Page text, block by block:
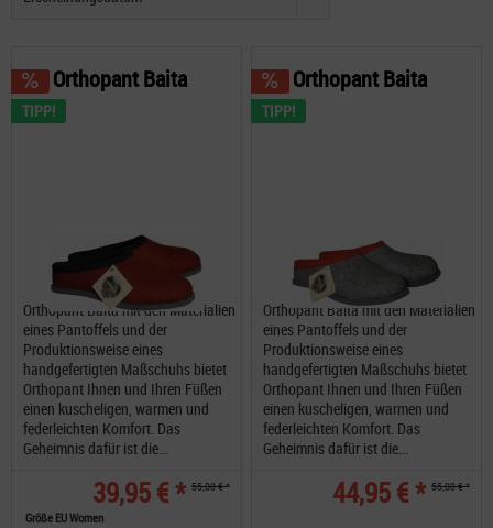
TIPP!
Orthopant Baita mit den Materialien
eines Pantoffels und der
Produktionsweise eines
handgefertigten Maßschuhs bietet
Orthopant Ihnen und Ihren Füßen
einen kuscheligen, warmen und
federleichten Komfort. Das
Geheimnis dafür ist die...
39,95 € * 55,00 € *
Orthopant Baita
Größe EU Women
TIPP!
Orthopant Baita mit den Materialien
eines Pantoffels und der
Produktionsweise eines
handgefertigten Maßschuhs bietet
Orthopant Ihnen und Ihren Füßen
einen kuscheligen, warmen und
federleichten Komfort. Das
Geheimnis dafür ist die...
44,95 € * 55,00 € *
Orthopant Baita